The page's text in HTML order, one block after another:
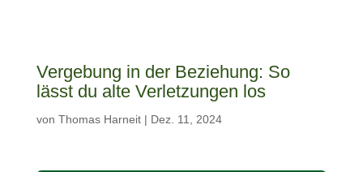
Vergebung in der Beziehung: So
lässt du alte Verletzungen los
von Thomas Harneit| Dez. 11, 2024